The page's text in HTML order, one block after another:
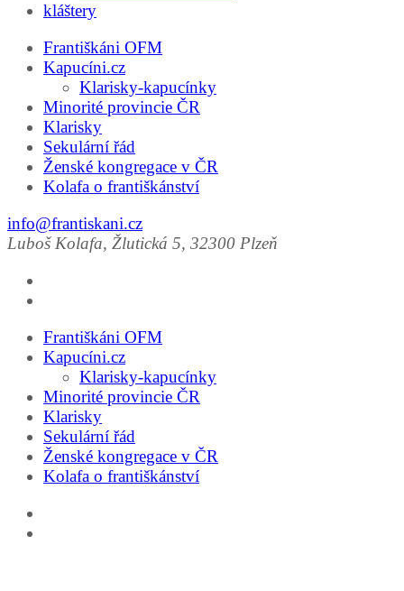
kláštery
Františkáni OFM
Kapucíni.cz
Klarisky-kapucínky
Minorité provincie ČR
Klarisky
Sekulární řád
Ženské kongregace v ČR
Kolafa o františkánství
info@frantiskani.cz
Luboš Kolafa, Žlutická 5, 32300 Plzeň
Františkáni OFM
Kapucíni.cz
Klarisky-kapucínky
Minorité provincie ČR
Klarisky
Sekulární řád
Ženské kongregace v ČR
Kolafa o františkánství